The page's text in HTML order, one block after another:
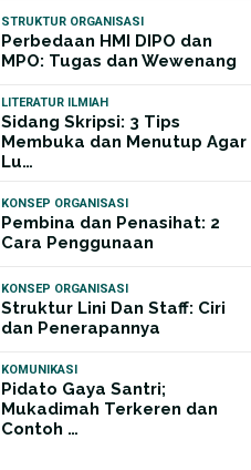
STRUKTUR ORGANISASI
Perbedaan HMI DIPO dan
MPO: Tugas dan Wewenang
LITERATUR ILMIAH
Sidang Skripsi: 3 Tips
Membuka dan Menutup Agar
Lu…
KONSEP ORGANISASI
Pembina dan Penasihat: 2
Cara Penggunaan
KONSEP ORGANISASI
Struktur Lini Dan Staff: Ciri
dan Penerapannya
KOMUNIKASI
Pidato Gaya Santri;
Mukadimah Terkeren dan
Contoh …